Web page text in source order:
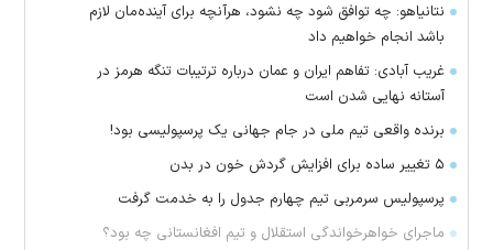
نتانیاهو: چه توافق شود چه نشود، هرآنچه برای آینده‌مان لازم
باشد انجام خواهیم داد
غریب آبادی: تفاهم ایران و عمان درباره ترتیبات تنگه هرمز در
آستانه نهایی شدن است
برنده واقعی تیم ملی در جام جهانی یک پرسپولیسی بود!
۵ تغییر ساده برای افزایش گردش خون در بدن
پرسپولیس سرمربی تیم چهارم جدول را به خدمت گرفت
ماجرای خواهرخواندگی استقلال و تیم افغانستانی چه بود؟